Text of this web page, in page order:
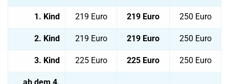
1. Kind 219 Euro 219 Euro 250 Euro
2. Kind 219 Euro 219 Euro 250 Euro
3. Kind 225 Euro 225 Euro 250 Euro